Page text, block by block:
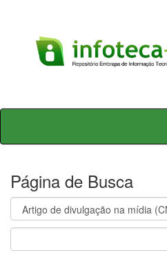
Skip
Página de Busca